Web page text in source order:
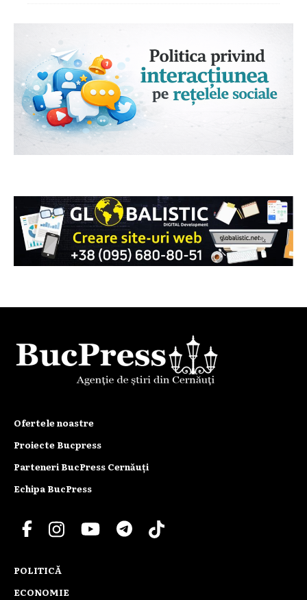
Ofertele noastre
Proiecte Bucpress
Parteneri BucPress Cernăuți
Echipa BucPress
POLITICĂ
ECONOMIE